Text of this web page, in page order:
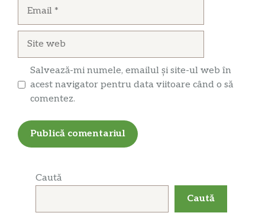
Salvează-mi numele, emailul și site-ul web în
acest navigator pentru data viitoare când o să
comentez.
Caută
Caută